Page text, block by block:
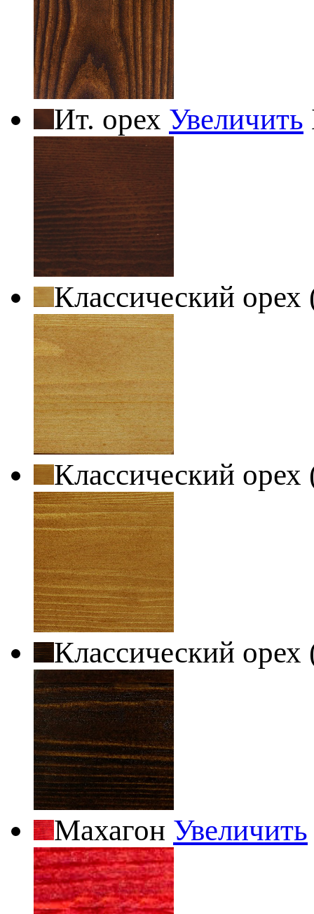
Ит. орех Увеличить
Классический
Классический
Классический
Махагон Увеличить